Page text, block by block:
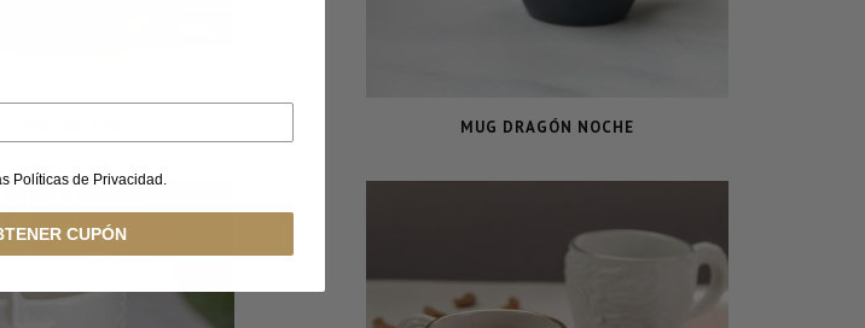
MUG DRAGÓN NOCHE
Políticas de Privacidad.
CUPÓN